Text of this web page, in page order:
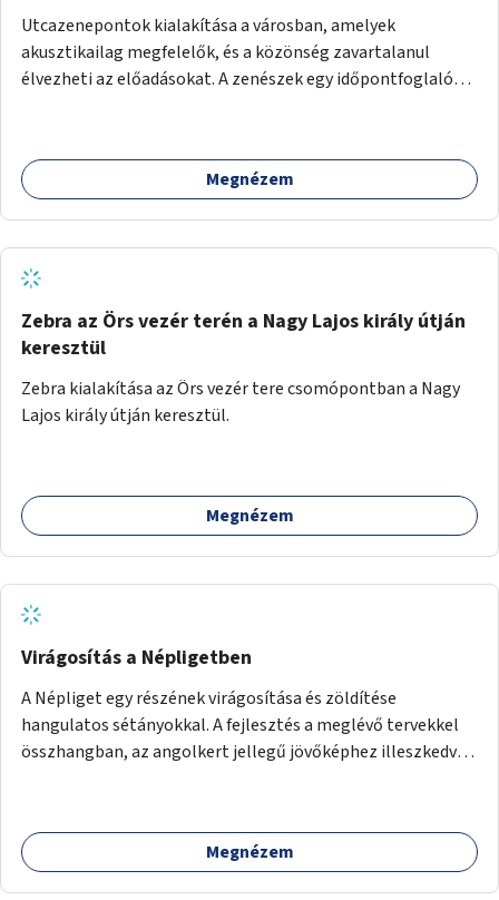
Utcazenepontok kialakítása a városban, amelyek
akusztikailag megfelelők, és a közönség zavartalanul
élvezheti az előadásokat. A zenészek egy időpontfoglalón
Megnézem
Zebra az Örs vezér terén a Nagy Lajos király útján
keresztül
Zebra kialakítása az Örs vezér tere csomópontban a Nagy
Lajos király útján keresztül.
Megnézem
Virágosítás a Népligetben
A Népliget egy részének virágosítása és zöldítése
hangulatos sétányokkal. A fejlesztés a meglévő tervekkel
összhangban, az angolkert jellegű jövőképhez illeszkedve
Megnézem